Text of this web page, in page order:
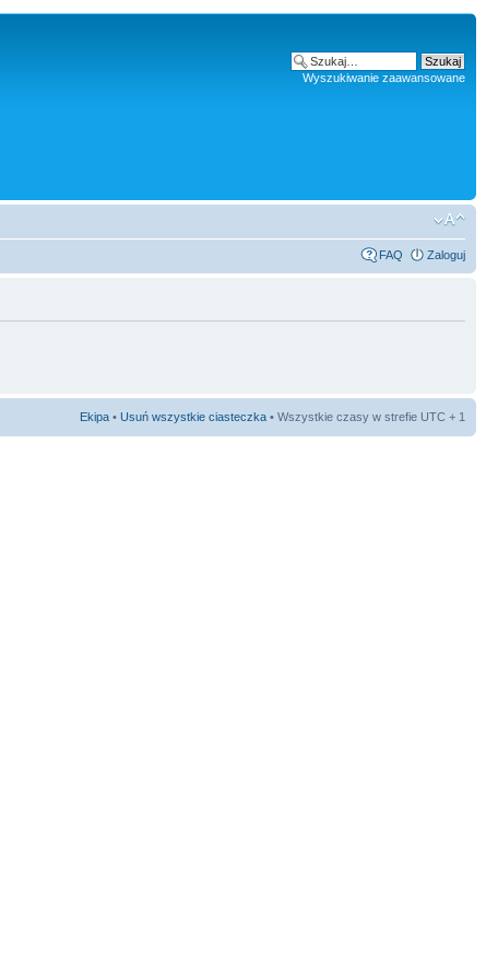
Wyszukiwanie zaawansowane
FAQ Zaloguj
Ekipa • Usuń wszystkie ciasteczka • Wszystkie czasy w strefie UTC + 1